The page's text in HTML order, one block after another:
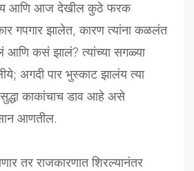
आणि आज देखील कुठे फरक
गपगार झालेत, कारण त्यांना कळलंत
आणि कसं झालं? त्यांच्या सगळ्या
अगदी पार भुस्काट झालंय त्या
काकांचाच डाव आहे असे
आणतील.
तर राजकारणात शिरल्यानंतर